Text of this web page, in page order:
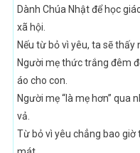
Dành Chúa Nhật để học
xã hội.
Nếu từ bỏ vì yêu, ta sẽ thấy
Người mẹ thức trắng đêm
áo cho con.
Người mẹ “là mẹ hơn” qua
vả.
Từ bỏ vì yêu chẳng bao